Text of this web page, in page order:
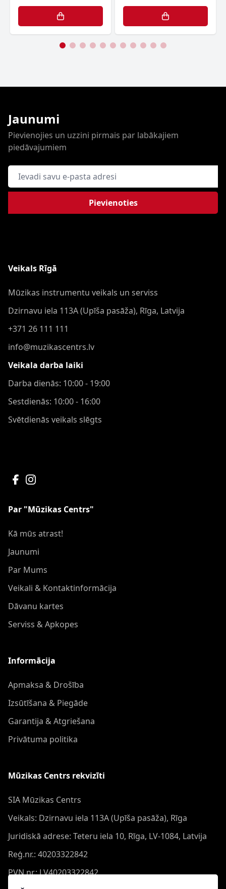
Jaunumi
Pievienojies un uzzini pirmais par labākajiem
piedāvajumiem
E-pasta adrese
Pievienoties
Veikals Rīgā
Mūzikas instrumentu veikals un serviss
Dzirnavu iela 113A (Upīša pasāža), Rīga, Latvija
+371 26 111 111
info@muzikascentrs.lv
Veikala darba laiki
Darba dienās: 10:00 - 19:00
Sestdienās: 10:00 - 16:00
Svētdienās veikals slēgts
Par "Mūzikas Centrs"
Kā mūs atrast!
Jaunumi
Par Mums
Veikali & Kontaktinformācija
Dāvanu kartes
Serviss & Apkopes
Informācija
Apmaksa & Drošība
Izsūtīšana & Piegāde
Garantija & Atgriešana
Privātuma politika
Mūzikas Centrs rekvizīti
SIA Mūzikas Centrs
Veikals: Dzirnavu iela 113A (Upīša pasāža), Rīga
Juridiskā adrese: Teteru iela 10, Rīga, LV-1084, Latvija
Reģ.nr.: 40203322842
PVN nr.: LV40203322842